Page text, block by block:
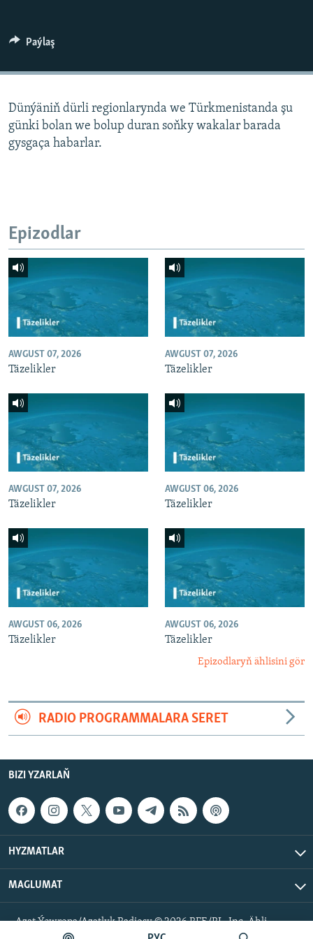
Paýlaş
Dünýäniň dürli regionlarynda we Türkmenistanda şu
günki bolan we bolup duran soňky wakalar barada
gysgaça habarlar.
Epizodlar
AWGUST 07, 2026
Täzelikler
AWGUST 07, 2026
Täzelikler
AWGUST 07, 2026
Täzelikler
AWGUST 06, 2026
Täzelikler
AWGUST 06, 2026
Täzelikler
AWGUST 06, 2026
Täzelikler
Epizodlaryň ählisini gör
RADIO PROGRAMMALARA SERET
BIZI YZARLAŇ
HYZMATLAR
MAGLUMAT
Azat Ýewropa/Azatlyk Radiosy © 2026 RFE/RL, Inc. Ähli
hukuklar goralan.